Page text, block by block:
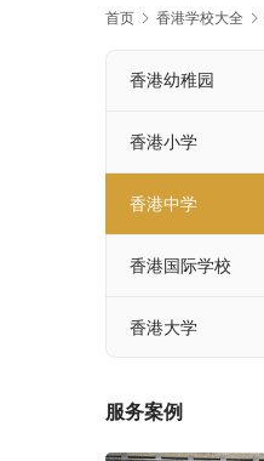
首页 香港学校大全
香港幼稚园
香港小学
香港中学
香港国际学校
香港大学
服务案例